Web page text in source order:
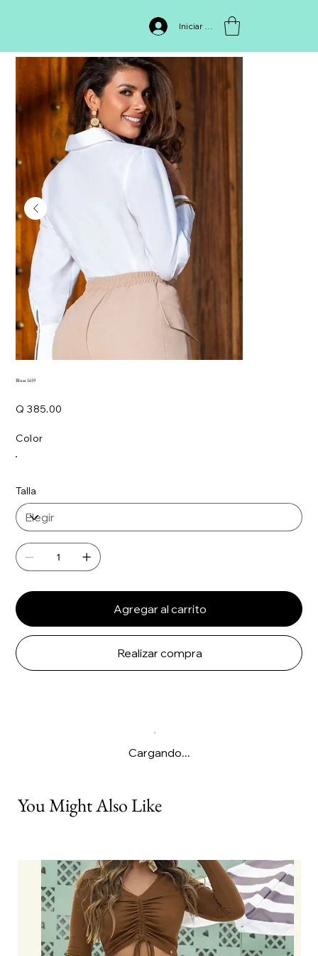
Iniciar sesión
Blusa 1659
Q 385.00
Color
Talla
Agregar al carrito
Realizar compra
Cargando...
You Might Also Like